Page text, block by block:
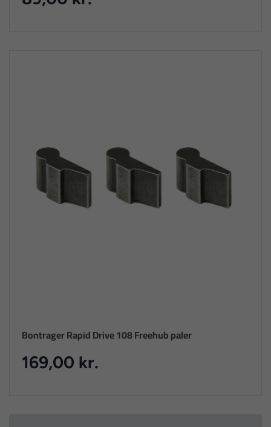
Bontrager Rapid Drive 108 Freehub paler
169,00 kr.